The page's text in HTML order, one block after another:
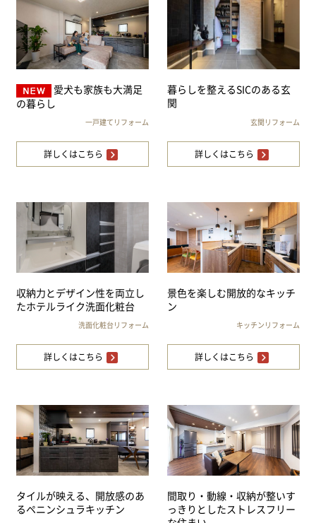
愛犬も家族も大満足
の暮らし
一戸建てリフォーム
詳しくはこちら
暮らしを整えるSICのある玄
関
玄関リフォーム
詳しくはこちら
収納力とデザイン性を両立し
たホテルライク洗面化粧台
洗面化粧台リフォーム
詳しくはこちら
景色を楽しむ開放的なキッチ
ン
キッチンリフォーム
詳しくはこちら
タイルが映える、開放感のあ
るペニンシュラキッチン
間取り・動線・収納が整いす
っきりとしたストレスフリー